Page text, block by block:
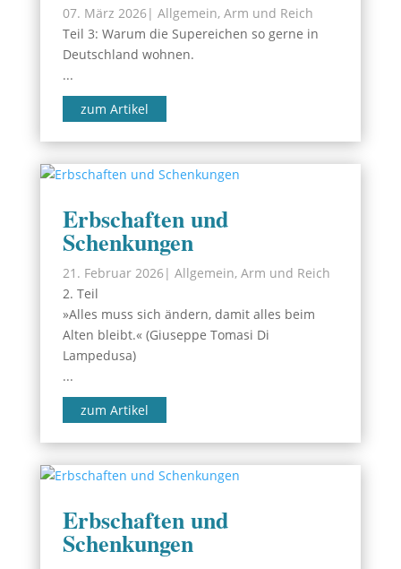
07. März 2026| Allgemein, Arm und Reich
Teil 3: Warum die Supereichen so gerne in
Deutschland wohnen.
...
zum Artikel
Erbschaften und
Schenkungen
21. Februar 2026| Allgemein, Arm und Reich
2. Teil
»Alles muss sich ändern, damit alles beim
Alten bleibt.« (Giuseppe Tomasi Di
Lampedusa)
...
zum Artikel
Erbschaften und
Schenkungen